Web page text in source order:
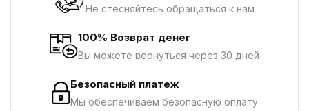
Не стесняйтесь обращаться к нам
100% Возврат денег
Вы можете вернуться через 30 дней
Безопасный платеж
Мы обеспечиваем безопасную оплату